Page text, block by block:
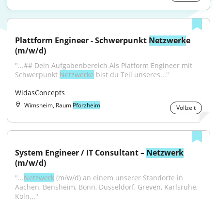
Plattform Engineer - Schwerpunkt Netzwerke
(m/w/d)
"...## Dein Aufgabenbereich Als Platform Engineer mit
Schwerpunkt Netzwerke bist du Teil unseres..."
WidasConcepts
Wimsheim, Raum Pforzheim Vollzeit
System Engineer / IT Consultant – Netzwerk
(m/w/d)
"...Netzwerk (m/w/d) an einem unserer Standorte in
Aachen, Bensheim, Bonn, Düsseldorf, Greven, Karlsruhe,
Köln..."